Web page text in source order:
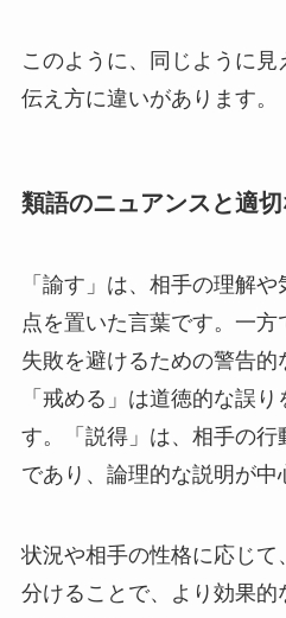
このように、同じように
伝え方に違いがあります。
類語のニュアンスと適
「諭す」は、相手の理解
点を置いた言葉です。一
失敗を避けるための警告的
「戒める」は道徳的な誤
す。「説得」は、相手の行
であり、論理的な説明が中
状況や相手の性格に応じて
分けることで、より効果的